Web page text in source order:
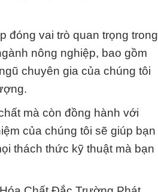
đóng vai trò quan trọng trong
nông nghiệp, bao gồm
chuyên gia của chúng tôi
mà còn đồng hành với
của chúng tôi sẽ giúp bạn
thách thức kỹ thuật mà bạn